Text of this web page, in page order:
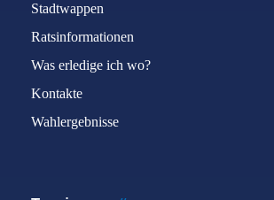
Stadtwappen
Ratsinformationen
Was erledige ich wo?
Kontakte
Wahlergebnisse